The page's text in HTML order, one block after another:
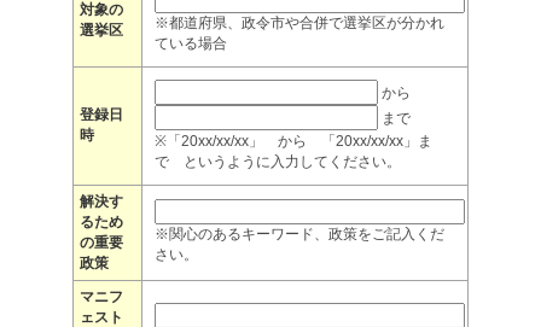
対象の
選挙区
※都道府県、政令市や合併で選挙区が分かれ
ている場合
登録日
時
から
まで
※「20xx/xx/xx」 から 「20xx/xx/xx」ま
で というように入力してください。
解決す
るため
の重要
政策
※関心のあるキーワード、政策をご記入くだ
さい。
マニフ
ェスト